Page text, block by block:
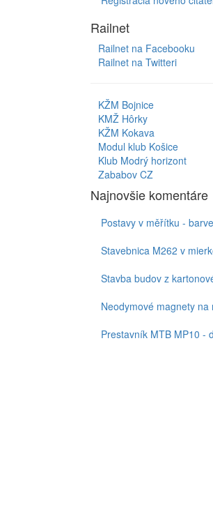
Railnet
Railnet na Facebooku
Railnet na Twitteri
KŽM Bojnice
KMŽ Hôrky
KŽM Kokava
Modul klub Košice
Klub Modrý horizont
Zababov CZ
Najnovšie komentáre
Postavy v měřítku -
Stavebnica M262 v
Stavba budov z
Neodymové magnety na
Prestavník MTB MP10 -